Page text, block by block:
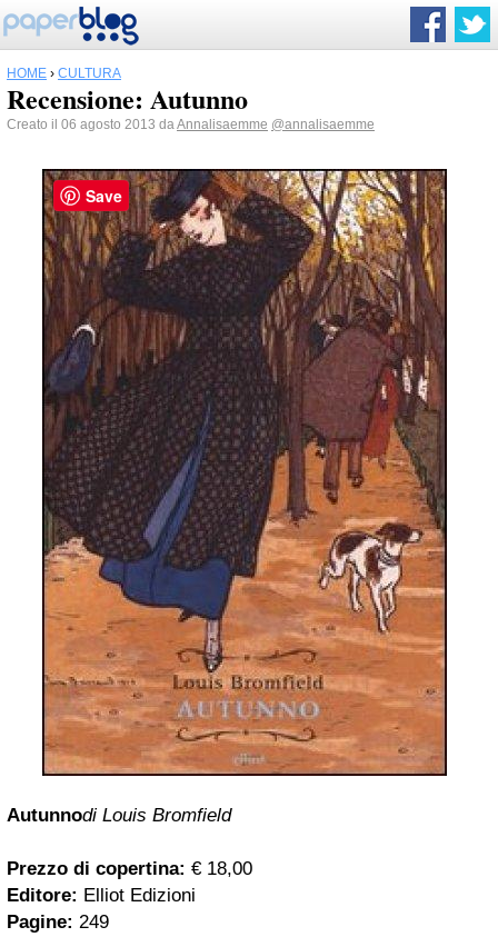
HOME › CULTURA
Recensione: Autunno
Creato il 06 agosto 2013 daAnnalisaemme @annalisaemme
Autunnodi Louis Bromfield
Prezzo di copertina: € 18,00
Editore: Elliot Edizioni
Pagine: 249
Save